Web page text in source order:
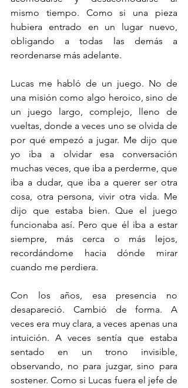
mismo tiempo. Como si una pieza
hubiera entrado en un lugar nuevo,
obligando a todas las demás a
reordenarse más adelante.
Lucas me habló de un juego. No de
una misión como algo heroico, sino de
un juego largo, complejo, lleno de
vueltas, donde a veces uno se olvida de
por qué empezó a jugar. Me dijo que
yo iba a olvidar esa conversación
muchas veces, que iba a perderme, que
iba a dudar, que iba a querer ser otra
cosa, otra persona, vivir otra vida. Me
dijo que estaba bien. Que el juego
funcionaba así. Pero que él iba a estar
siempre, más cerca o más lejos,
recordándome hacia dónde mirar
cuando me perdiera.
Con los años, esa presencia no
desapareció. Cambió de forma. A
veces era muy clara, a veces apenas una
intuición. A veces sentía que estaba
sentado en un trono invisible,
observando, no para juzgar, sino para
sostener. Como si Lucas fuera el jefe de